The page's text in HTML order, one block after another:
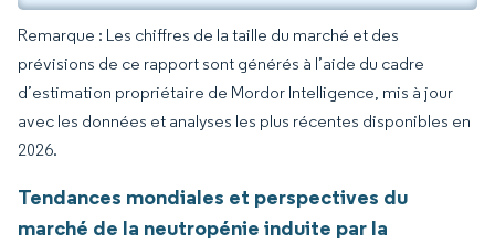
Remarque : Les chiffres de la taille du marché et des
prévisions de ce rapport sont générés à l’aide du cadre
d’estimation propriétaire de Mordor Intelligence, mis à jour
avec les données et analyses les plus récentes disponibles en
2026.
Tendances mondiales et perspectives du
marché de la neutropénie induite par la